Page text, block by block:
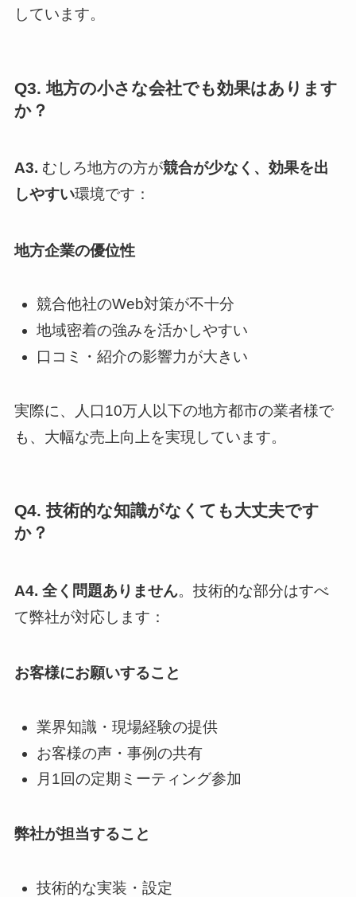
しています。
Q3. 地方の小さな会社でも効果はあります
か？
A3. むしろ地方の方が競合が少なく、効果を出
しやすい環境です：
地方企業の優位性
競合他社のWeb対策が不十分
地域密着の強みを活かしやすい
口コミ・紹介の影響力が大きい
実際に、人口10万人以下の地方都市の業者様で
も、大幅な売上向上を実現しています。
Q4. 技術的な知識がなくても大丈夫です
か？
A4. 全く問題ありません。技術的な部分はすべ
て弊社が対応します：
お客様にお願いすること
業界知識・現場経験の提供
お客様の声・事例の共有
月1回の定期ミーティング参加
弊社が担当すること
技術的な実装・設定